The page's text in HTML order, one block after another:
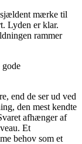
mærke til
Lyden er klar.
rammer
end de ser ud ved
den mest kendte
afhænger af
Et
behov som et